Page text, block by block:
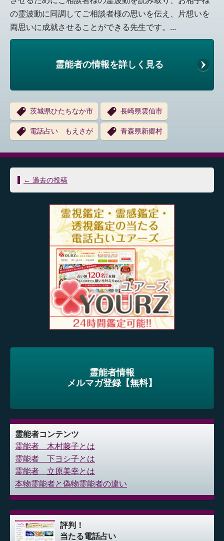
の霊波動に同調してご相談者様の思いを伝え、片想いを
両思いに成就させることができる先生です。...
霊能者の情報を詳しく見る
茨城県ひたちなか市 長崎県雲仙市
電話占い もえさが 青森県新郷村
投 ← 過去の投稿
霊能者情報
メルマガ登録【無料】
霊能者コンテンツ
霊能者 木村藤子とは
霊能者 下ヨシ子とは
霊能者 立原美幸とは
本物霊能者と偽物霊能者の違い
評判！
当たる電話占い